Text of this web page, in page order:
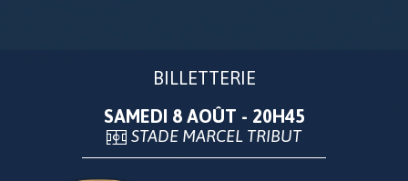
BILLETTERIE
SAMEDI 8 AOÛT - 20H45
STADE MARCEL TRIBUT